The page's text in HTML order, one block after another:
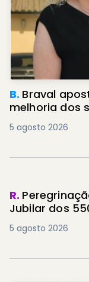
B. Braval
melhoria dos
5 agosto 2026
R.
Jubilar dos
5 agosto 2026